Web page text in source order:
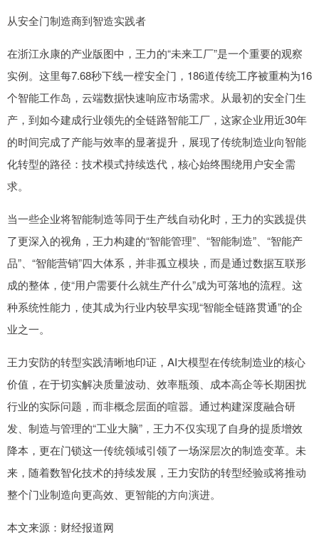
从安全门制造商到智造实践者
在浙江永康的产业版图中，王力的“未来工厂”是一个重要的观察
实例。这里每7.68秒下线一樘安全门，186道传统工序被重构为16
个智能工作岛，云端数据快速响应市场需求。从最初的安全门生
产，到如今建成行业领先的全链路智能工厂，这家企业用近30年
的时间完成了产能与效率的显著提升，展现了传统制造业向智能
化转型的路径：技术模式持续迭代，核心始终围绕用户安全需
求。
当一些企业将智能制造等同于生产线自动化时，王力的实践提供
了更深入的视角，王力构建的“智能管理”、“智能制造”、“智能产
品”、“智能营销”四大体系，并非孤立模块，而是通过数据互联形
成的整体，使“用户需要什么就生产什么”成为可落地的流程。这
种系统性能力，使其成为行业内较早实现“智能全链路贯通”的企
业之一。
王力安防的转型实践清晰地印证，AI大模型在传统制造业的核心
价值，在于切实解决质量波动、效率瓶颈、成本高企等长期困扰
行业的实际问题，而非概念层面的喧嚣。通过构建深度融合研
发、制造与管理的“工业大脑”，王力不仅实现了自身的提质增效
降本，更在门锁这一传统领域引领了一场深层次的制造变革。未
来，随着数智化技术的持续发展，王力安防的转型经验或将推动
整个门业制造向更高效、更智能的方向演进。
本文来源：财经报道网